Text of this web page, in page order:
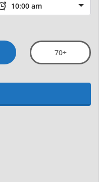
70+